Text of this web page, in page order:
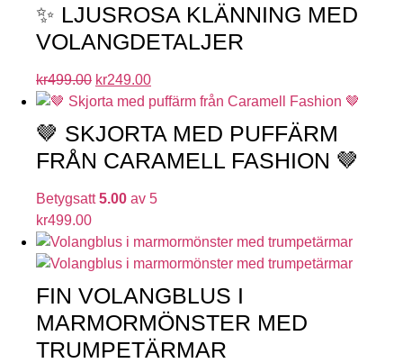
✨ LJUSROSA KLÄNNING MED
VOLANGDETALJER
kr499.00 kr249.00
🤎 SKJORTA MED PUFFÄRM
FRÅN CARAMELL FASHION 🤎
Betygsatt5.00 av 5
kr499.00
FIN VOLANGBLUS I
MARMORMÖNSTER MED
TRUMPETÄRMAR